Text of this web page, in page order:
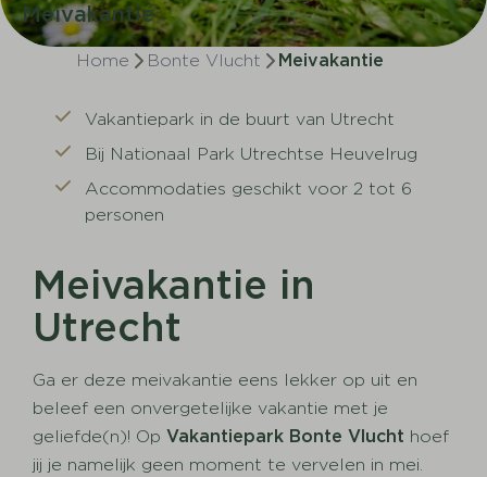
Meivakantie
Home Bonte Vlucht Meivakantie
Vakantiepark in de buurt van Utrecht
Bij Nationaal Park Utrechtse Heuvelrug
Accommodaties geschikt voor 2 tot 6
personen
Meivakantie in
Utrecht
Ga er deze meivakantie eens lekker op uit en
beleef een onvergetelijke vakantie met je
geliefde(n)! OpVakantiepark Bonte Vlucht hoef
jij je namelijk geen moment te vervelen in mei.